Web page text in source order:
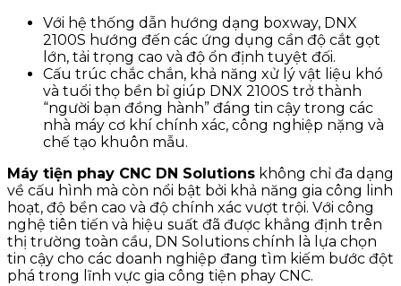
Với hệ thống dẫn hướng dạng boxway, DNX
2100S hướng đến các ứng dụng cần độ cắt gọt
lớn, tải trọng cao và độ ổn định tuyệt đối.
Cấu trúc chắc chắn, khả năng xử lý vật liệu khó
và tuổi thọ bền bỉ giúp DNX 2100S trở thành
“người bạn đồng hành” đáng tin cậy trong các
nhà máy cơ khí chính xác, công nghiệp nặng và
chế tạo khuôn mẫu.
Máy tiện phay CNC DN Solutions không chỉ đa dạng
về cấu hình mà còn nổi bật bởi khả năng gia công linh
hoạt, độ bền cao và độ chính xác vượt trội. Với công
nghệ tiên tiến và hiệu suất đã được khẳng định trên
thị trường toàn cầu, DN Solutions chính là lựa chọn
tin cậy cho các doanh nghiệp đang tìm kiếm bước đột
phá trong lĩnh vực gia công tiện phay CNC.